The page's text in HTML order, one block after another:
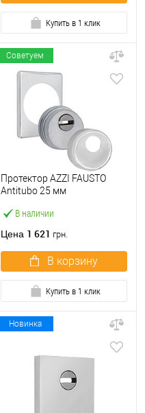
Купить в 1 клик
Советуем
В наличии
Протектор AZZI FAUSTO
Antitubo 25 мм
прямоугольный хром
Цена 1 621 грн.
В корзину
Купить в 1 клик
Новинка